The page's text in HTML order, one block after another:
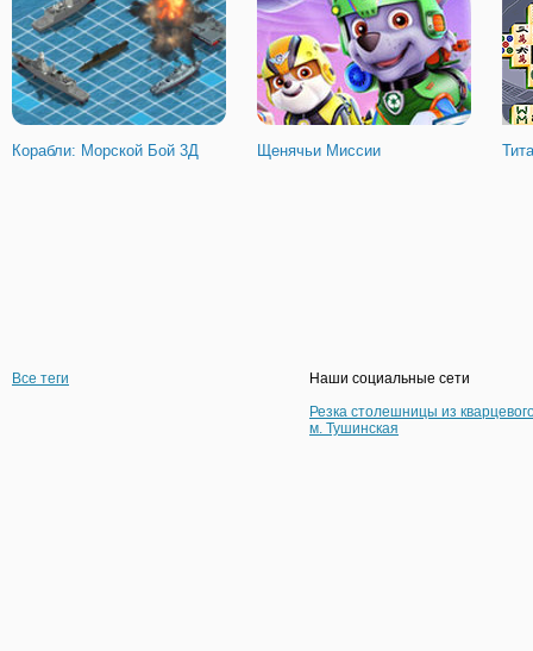
Корабли: Морской Бой 3Д Щенячьи Миссии
Все теги
Наши социальные сети
Резка столешницы из
м. Тушинская